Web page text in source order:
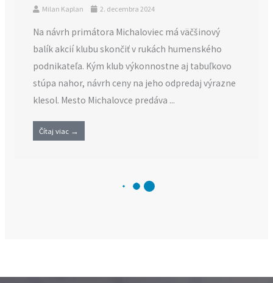
Milan Kaplan 2. decembra 2024
Na návrh primátora Michaloviec má väčšinový
balík akcií klubu skončiť v rukách humenského
podnikateľa. Kým klub výkonnostne aj tabuľkovo
stúpa nahor, návrh ceny na jeho odpredaj výrazne
klesol. Mesto Michalovce predáva ...
Čítaj viac →